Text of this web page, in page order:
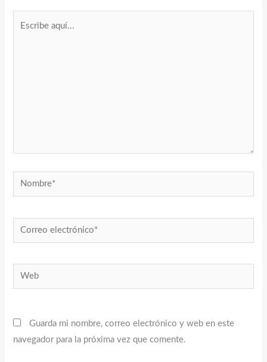
Nombre*
Correo
electrónico*
Web
Guarda mi nombre, correo electrónico y web en este
navegador para la próxima vez que comente.